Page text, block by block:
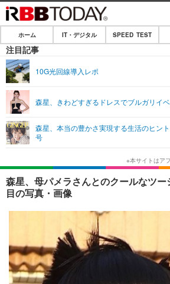
ホーム
IT・デジタル
ショッピング
SPEED TEST
エンタメ
音楽
ショッピング
ライフ
ライフTOP
ペット
その他
リリース一覧
プッシュ通知の停止方法
ホーム IT・デジタル SPEED TEST
注目記事
10G光回線導入レポ
森星、きわどすぎるドレスでブルガリイ
森星、本当の豊かさ実現する生活のヒン
号
森星、母パメラさんとのクールなツ
目の写真・画像